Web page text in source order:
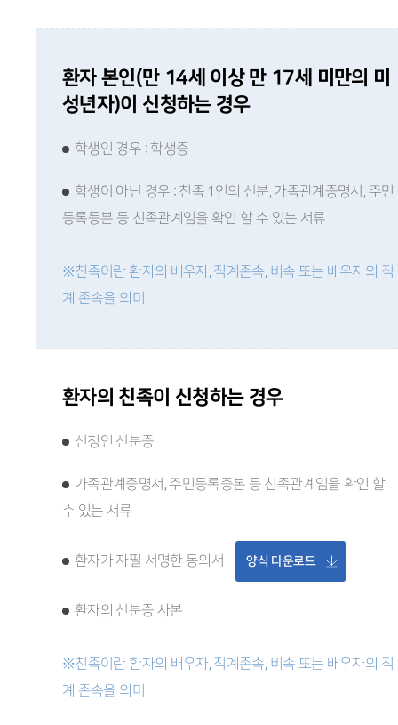
환자 본인(만 14세 이상 만 17세 미만의 미
성년자)이 신청하는 경우
학생인 경우 : 학생증
학생이 아닌 경우 : 친족 1인의 신분, 가족관계증명서, 주민
등록등본 등 친족관계임을 확인 할 수 있는 서류
※친족이란 환자의 배우자, 직계존속, 비속 또는 배우자의 직
계 존속을 의미
환자의 친족이 신청하는 경우
신청인 신분증
가족관계증명서, 주민등록증본 등 친족관계임을 확인 할
수 있는 서류
환자가 자필 서명한 동의서 양식 다운로드
환자의 신분증 사본
※친족이란 환자의 배우자, 직계존속, 비속 또는 배우자의 직
계 존속을 의미